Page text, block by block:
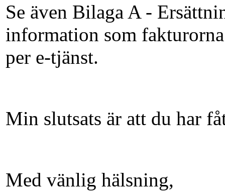
Se även Bilaga A -
information som
per e-tjänst.
Min slutsats är att du har
Med vänlig hälsning,